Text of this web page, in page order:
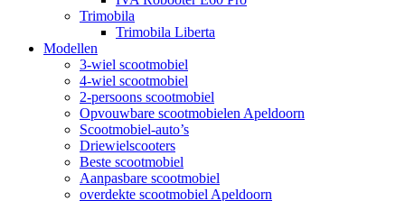
Trimobila
Trimobila Liberta
Modellen
3-wiel scootmobiel
4-wiel scootmobiel
2-persoons scootmobiel
Opvouwbare scootmobielen Apeldoorn
Scootmobiel-auto’s
Driewielscooters
Beste scootmobiel
Aanpasbare scootmobiel
overdekte scootmobiel Apeldoorn